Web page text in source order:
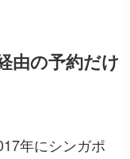
由の予約だけ
年にシンガポ